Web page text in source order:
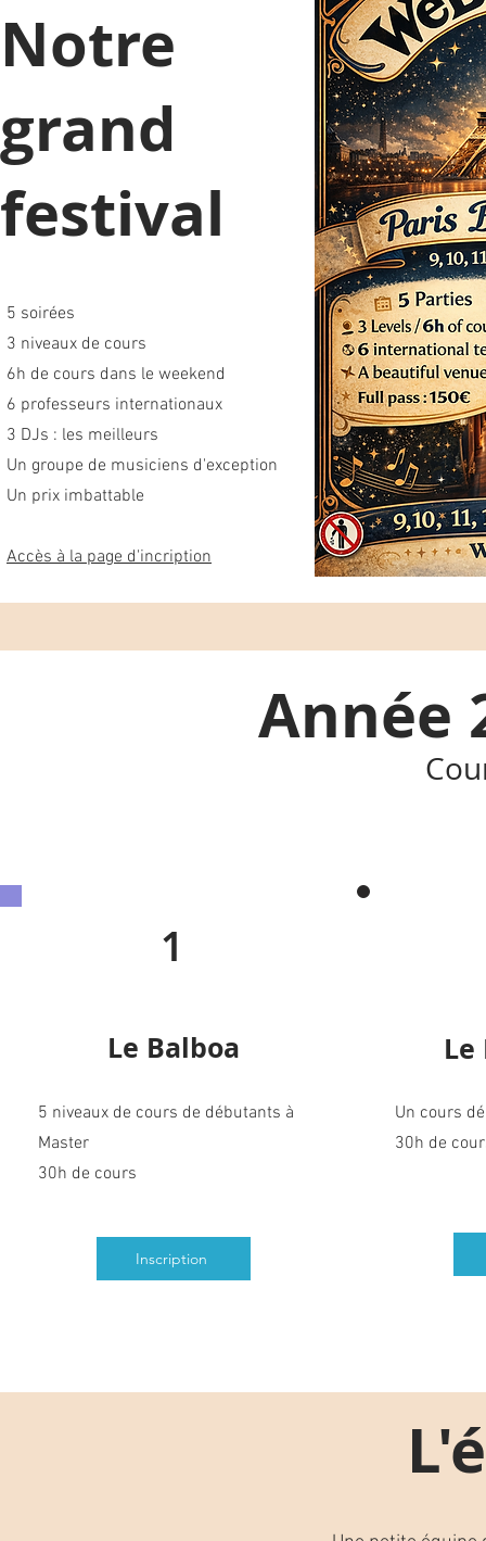
Notre
grand
festival
5 soirées
3 niveaux de cours
6h de cours dans le weekend
6 professeurs internationaux
3 DJs : les meilleurs
Un groupe de musiciens d'exception
Un prix imbattable
Accès à la page d'incription
Année
1
Le Balboa
5 niveaux de cours de débutants à
Master
30h de cours
Inscription
Le
Un cours
30h de